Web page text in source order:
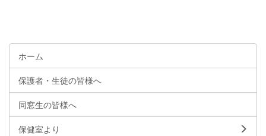
ホーム
保護者・生徒の皆様へ
同窓生の皆様へ
保健室より